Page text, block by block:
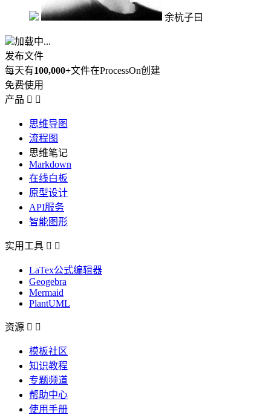
余杭子曰
加载中...
发布文件
每天有100,000+文件在ProcessOn创建
免费使用
产品  
思维导图
流程图
思维笔记
Markdown
在线白板
原型设计
API服务
智能图形
实用工具  
LaTex公式编辑器
Geogebra
Mermaid
PlantUML
资源  
模板社区
知识教程
专题频道
帮助中心
使用手册